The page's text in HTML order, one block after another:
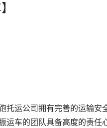
托运公司拥有完善的运输安
运车的团队具备高度的责任